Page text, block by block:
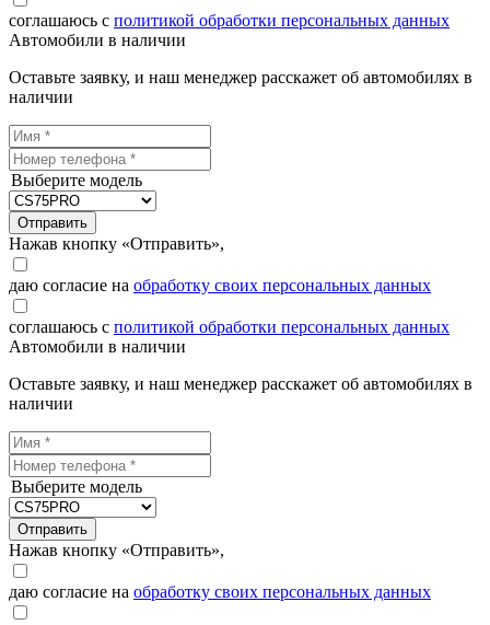
соглашаюсь с политикой обработки персональных данных
Автомобили в наличии
Оставьте заявку, и наш менеджер расскажет об автомобилях в
наличии
Выберите модель
Отправить
Нажав кнопку «Отправить»,
даю согласие на обработку своих персональных данных
соглашаюсь с политикой обработки персональных данных
Автомобили в наличии
Оставьте заявку, и наш менеджер расскажет об автомобилях в
наличии
Выберите модель
Отправить
Нажав кнопку «Отправить»,
даю согласие на обработку своих персональных данных